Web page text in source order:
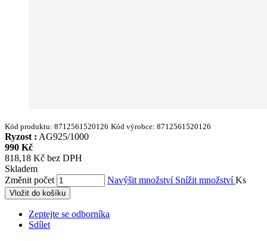
Kód produktu: 8712561520126 Kód výrobce: 8712561520126
Ryzost : AG925/1000
990 Kč
818,18 Kč bez DPH
Skladem
Změnit počet
Navýšit množství Snížit množstvíKs
Vložit do košíku
Zeptejte se odborníka
Sdílet